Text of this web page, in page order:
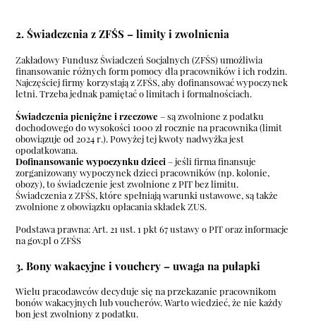
2. Świadczenia z ZFŚS – limity i zwolnienia
Zakładowy Fundusz Świadczeń Socjalnych (ZFŚS) umożliwia
finansowanie różnych form pomocy dla pracowników i ich rodzin.
Najczęściej firmy korzystają z ZFŚS, aby dofinansować wypoczynek
letni. Trzeba jednak pamiętać o limitach i formalnościach.
Świadczenia pieniężne i rzeczowe – są zwolnione z podatku
dochodowego do wysokości 1000 zł rocznie na pracownika (limit
obowiązuje od 2024 r.). Powyżej tej kwoty nadwyżka jest
opodatkowana.
Dofinansowanie wypoczynku dzieci – jeśli firma finansuje
zorganizowany wypoczynek dzieci pracowników (np. kolonie,
obozy), to świadczenie jest zwolnione z PIT bez limitu.
Świadczenia z ZFŚS, które spełniają warunki ustawowe, są także
zwolnione z obowiązku opłacania składek ZUS.
Podstawa prawna: Art. 21 ust. 1 pkt 67 ustawy o PITorazinformacje
na gov.pl o ZFŚS
3. Bony wakacyjne i vouchery – uwaga na pułapki
Wielu pracodawców decyduje się na przekazanie pracownikom
bonów wakacyjnych lub voucherów. Warto wiedzieć, że nie każdy
bon jest zwolniony z podatku.